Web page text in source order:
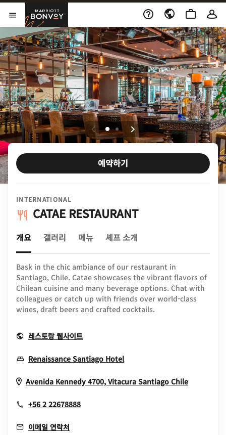
Skip to Content
메뉴 열기
Marriott Bonvoy
INTERNATIONAL
CATAE RESTAURANT
예약하기
개요 갤러리 메뉴 셰프 소개
Bask in the chic ambiance of our restaurant in
Santiago, Chile. Catae showcases the vibrant flavors of
Chilean cuisine and many beverage options. Chat with
colleagues or catch up with friends over world-class
wines, draft beers and crafted cocktails.
레스토랑 웹사이트Opens In New Window
Renaissance Santiago HotelOpens In New Window
Avenida Kennedy 4700, Vitacura Santiago ChileOpens In
+56 2 22678888
이메일 연락처